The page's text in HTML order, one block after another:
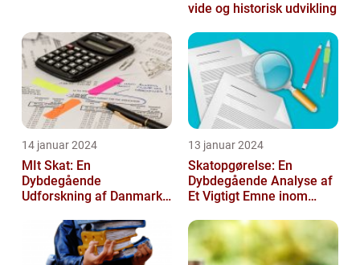
vide og historisk udvikling
14 januar 2024
MIt Skat: En
Dybdegående
Udforskning af Danmarks
13 januar 2024
Skatopgørelse: En
Dybdegående Analyse af
Et Vigtigt Emne inom